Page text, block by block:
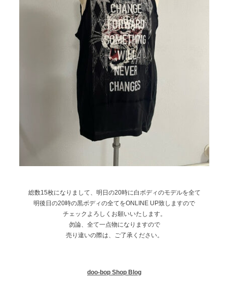
総数15枚になりまして、明日の20時に白ボディのモデルを全て
明後日の20時の黒ボディの全てをONLINE UP致しますので
チェックよろしくお願いいたします。
勿論、全て一点物になりますので
売り違いの際は、ご了承ください。
doo-bop Shop Blog